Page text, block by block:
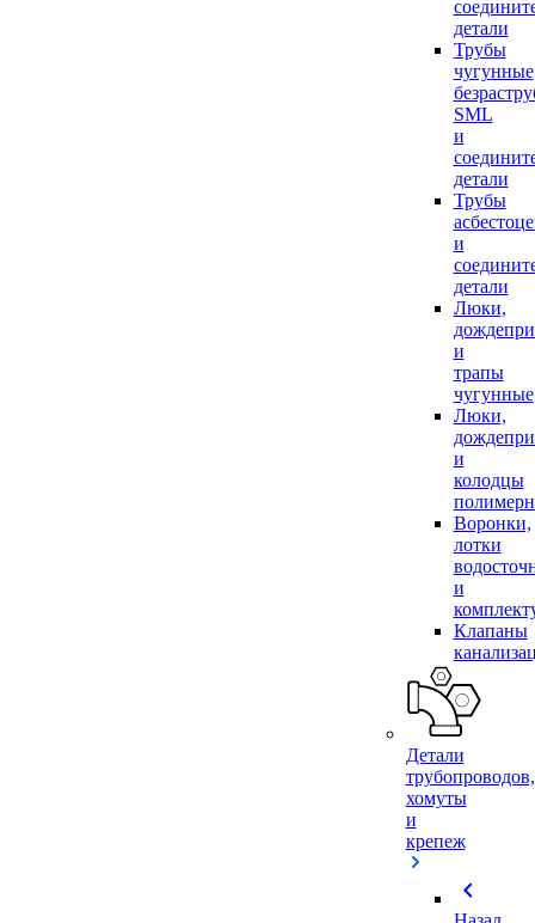
детали
Трубы
чугунные
SML
и
детали
Трубы
и
детали
Люки,
и
трапы
чугунные
Люки,
и
колодцы
Воронки,
лотки
и
Клапаны
Детали
трубопроводов,
хомуты
и
крепеж
chevron_left